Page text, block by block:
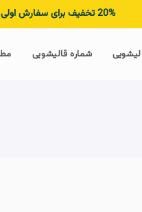
20% تخفیف برای سفارش اولی ها ←
شماره قالیشویی